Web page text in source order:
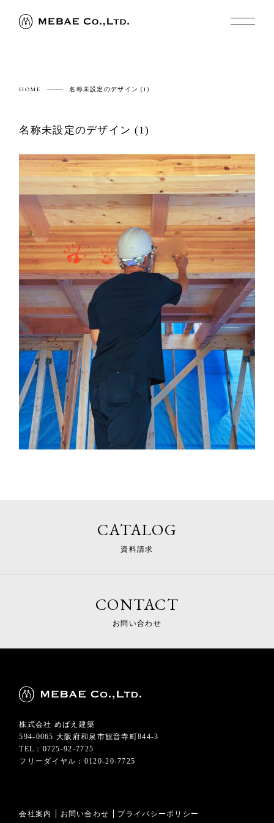
HOME 名称未設定のデザイン (1)
名称未設定のデザイン (1)
CATALOG
資料請求
CONTACT
お問い合わせ
株式会社 めばえ建築
594-0065 大阪府和泉市観音寺町844-3
TEL：0725-92-7725
フリーダイヤル：0120-20-7725
会社案内 お問い合わせ プライバシーポリシー